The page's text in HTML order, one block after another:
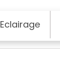
Eclairage